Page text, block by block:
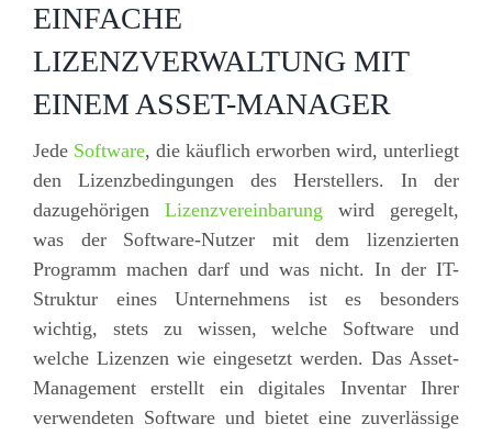
EINFACHE
LIZENZVERWALTUNG MIT
EINEM ASSET-MANAGER
Jede Software, die käuflich erworben wird, unterliegt
den Lizenzbedingungen des Herstellers. In der
dazugehörigen Lizenzvereinbarung wird geregelt,
was der Software-Nutzer mit dem lizenzierten
Programm machen darf und was nicht. In der IT-
Struktur eines Unternehmens ist es besonders
wichtig, stets zu wissen, welche Software und
welche Lizenzen wie eingesetzt werden. Das Asset-
Management erstellt ein digitales Inventar Ihrer
verwendeten Software und bietet eine zuverlässige